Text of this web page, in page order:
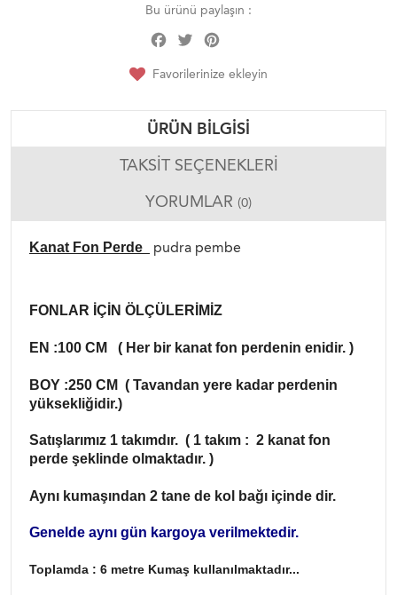
Bu ürünü paylaşın :
Facebook
Twitter
Favorilerinize ekleyin
ÜRÜN BILGISI
TAKSIT SEÇENEKLERI
YORUMLAR (0)
Kanat Fon Perde pudra pembe
FONLAR İÇİN ÖLÇÜLERİMİZ
EN :100 CM ( Her bir kanat fon perdenin enidir. )
BOY :250 CM ( Tavandan yere kadar perdenin
yüksekliğidir.)
Satışlarımız 1 takımdır. ( 1 takım : 2 kanat fon
perde şeklinde olmaktadır. )
Aynı kumaşından 2 tane de kol bağı içinde dir.
Genelde aynı gün kargoya verilmektedir.
Toplamda : 6 metre Kumaş kullanılmaktadır...